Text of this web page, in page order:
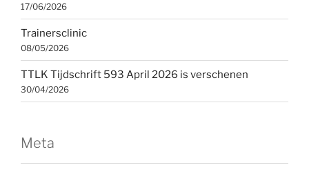
17/06/2026
Trainersclinic
08/05/2026
TTLK Tijdschrift 593 April 2026 is verschenen
30/04/2026
Meta